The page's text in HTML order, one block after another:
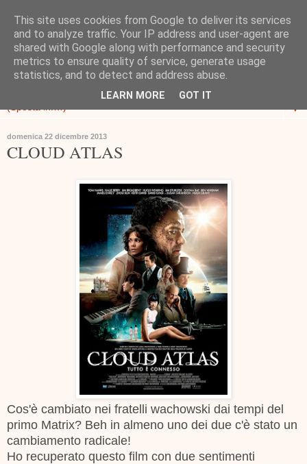
▼
domenica 22 dicembre 2013
CLOUD ATLAS
Cos'è cambiato nei fratelli wachowski dai tempi del
primo Matrix? Beh in almeno uno dei due c'è stato un
cambiamento radicale!
Ho recuperato questo film con due sentimenti
This site uses cookies from Google to deliver its services
and to analyze traffic. Your IP address and user-agent are
shared with Google along with performance and security
metrics to ensure quality of service, generate usage
statistics, and to detect and address abuse.
LEARN MORE GOT IT